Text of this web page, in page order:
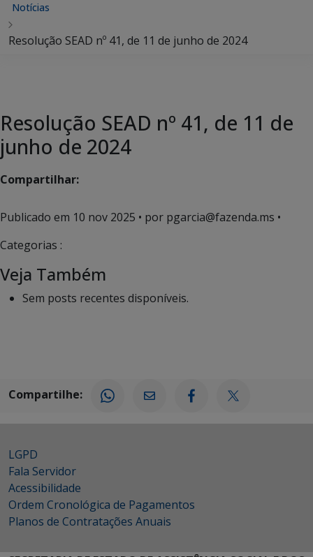
Notícias
Resolução SEAD nº 41, de 11 de junho de 2024
Resolução SEAD nº 41, de 11 de
junho de 2024
Compartilhar:
Publicado em 10 nov 2025 • por pgarcia@fazenda.ms •
Categorias :
Veja Também
Sem posts recentes disponíveis.
Compartilhe:
LGPD
Fala Servidor
Acessibilidade
Ordem Cronológica de Pagamentos
Planos de Contratações Anuais